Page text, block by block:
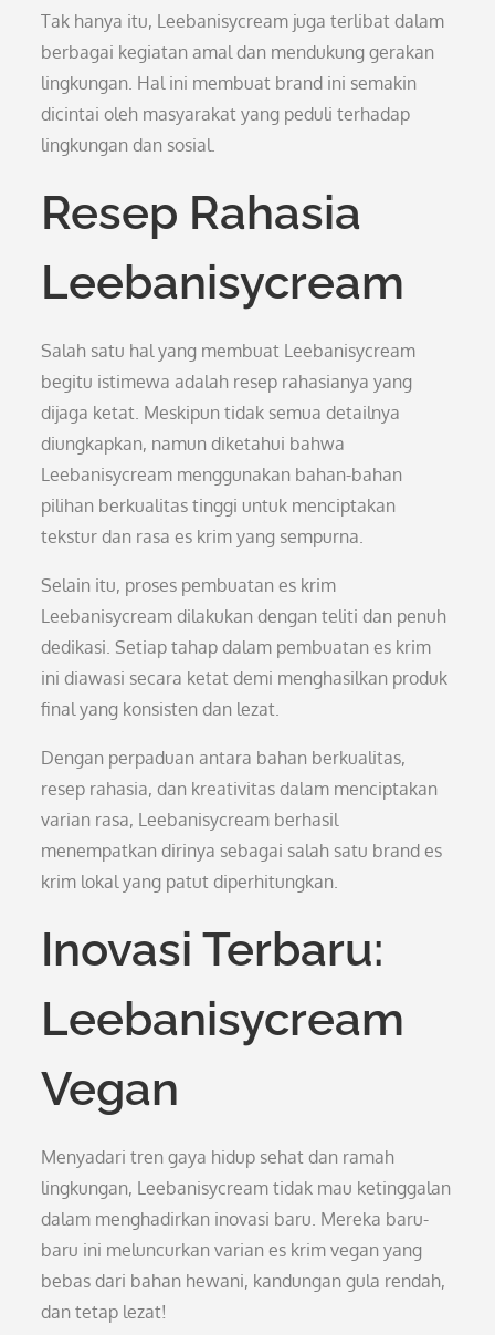
Tak hanya itu, Leebanisycream juga terlibat dalam
berbagai kegiatan amal dan mendukung gerakan
lingkungan. Hal ini membuat brand ini semakin
dicintai oleh masyarakat yang peduli terhadap
lingkungan dan sosial.
Resep Rahasia
Leebanisycream
Salah satu hal yang membuat Leebanisycream
begitu istimewa adalah resep rahasianya yang
dijaga ketat. Meskipun tidak semua detailnya
diungkapkan, namun diketahui bahwa
Leebanisycream menggunakan bahan-bahan
pilihan berkualitas tinggi untuk menciptakan
tekstur dan rasa es krim yang sempurna.
Selain itu, proses pembuatan es krim
Leebanisycream dilakukan dengan teliti dan penuh
dedikasi. Setiap tahap dalam pembuatan es krim
ini diawasi secara ketat demi menghasilkan produk
final yang konsisten dan lezat.
Dengan perpaduan antara bahan berkualitas,
resep rahasia, dan kreativitas dalam menciptakan
varian rasa, Leebanisycream berhasil
menempatkan dirinya sebagai salah satu brand es
krim lokal yang patut diperhitungkan.
Inovasi Terbaru:
Leebanisycream
Vegan
Menyadari tren gaya hidup sehat dan ramah
lingkungan, Leebanisycream tidak mau ketinggalan
dalam menghadirkan inovasi baru. Mereka baru-
baru ini meluncurkan varian es krim vegan yang
bebas dari bahan hewani, kandungan gula rendah,
dan tetap lezat!